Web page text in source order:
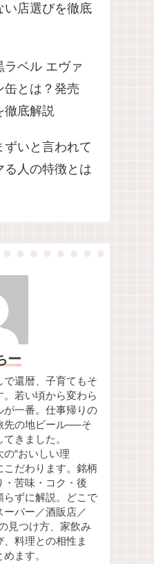
い店選びを徹底
ラベル エヴァ
缶とは？発売
徹底解説
ずいと言われて
る人の特徴とは
ー
で還暦、子育てもそ
若い頃から変わら
が一番。仕事帰りの
先の地ビール──そ
きました。
“おいしい理
こだわります。銘柄
・苦味・コク・後
らずに解説。どこで
ーパー／酒販店／
見つけ方、家飲み
料理との相性ま
ます。